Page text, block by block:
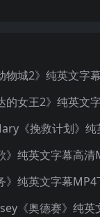
物城2》纯英文字
的女王2》纯英文
》纯英文字幕高清
》纯英文字幕MP4
《奥德赛》纯英